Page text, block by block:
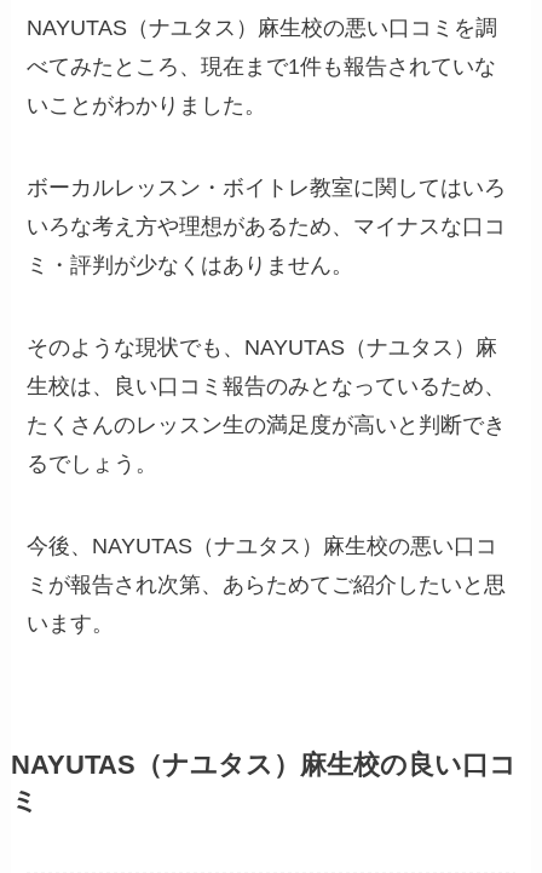
NAYUTAS（ナユタス）麻生校の悪い口コミを調
べてみたところ、現在まで1件も報告されていな
いことがわかりました。
ボーカルレッスン・ボイトレ教室に関してはいろ
いろな考え方や理想があるため、マイナスな口コ
ミ・評判が少なくはありません。
そのような現状でも、NAYUTAS（ナユタス）麻
生校は、良い口コミ報告のみとなっているため、
たくさんのレッスン生の満足度が高いと判断でき
るでしょう。
今後、NAYUTAS（ナユタス）麻生校の悪い口コ
ミが報告され次第、あらためてご紹介したいと思
います。
NAYUTAS（ナユタス）麻生校の良い口コ
ミ